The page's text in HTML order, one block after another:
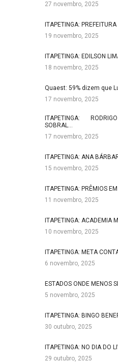
27 novembro, 2025
ITAPETINGA:
19 novembro, 2025
ITAPETINGA: EDILSON
18 novembro, 2025
Quaest: 59% dizem que
17 novembro, 2025
ITAPETINGA:
SOBRAL…
17 novembro, 2025
ITAPETINGA: ANA
15 novembro, 2025
ITAPETINGA: PRÊMIOS
11 novembro, 2025
ITAPETINGA: ACADEMIA
10 novembro, 2025
ITAPETINGA: META
6 novembro, 2025
ESTADOS ONDE MENOS
5 novembro, 2025
ITAPETINGA: BINGO
30 outubro, 2025
ITAPETINGA: NO DIA DO
29 outubro, 2025